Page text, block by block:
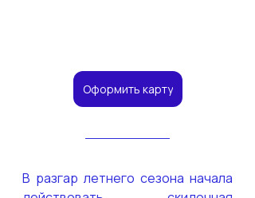
Оформить карту
В разгар летнего сезона начала